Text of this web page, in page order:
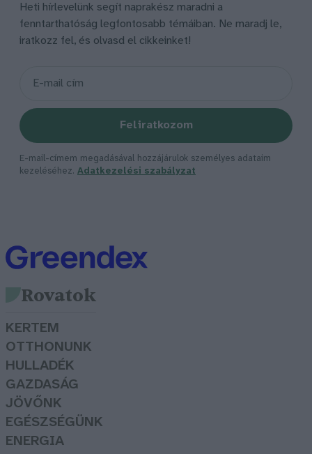
Heti hírlevelünk segít naprakész maradni a
fenntarthatóság legfontosabb témáiban. Ne maradj le,
iratkozz fel, és olvasd el cikkeinket!
Feliratkozom
E-mail-címem megadásával hozzájárulok személyes adataim
kezeléséhez. Adatkezelési szabályzat
Rovatok
KERTEM
OTTHONUNK
HULLADÉK
GAZDASÁG
JÖVŐNK
EGÉSZSÉGÜNK
ENERGIA